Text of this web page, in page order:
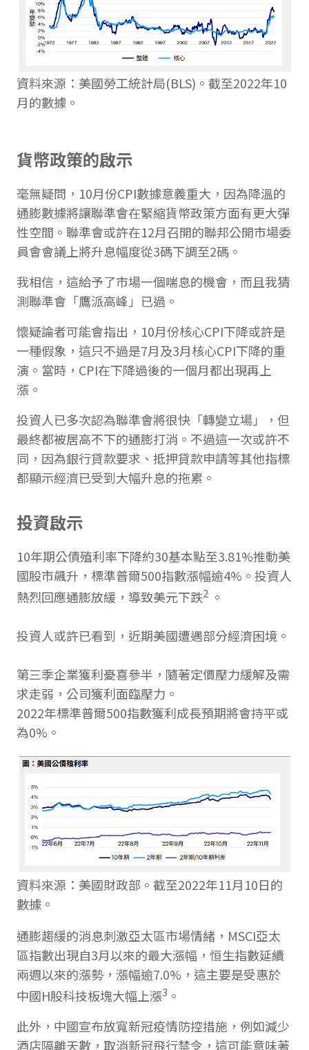
資料來源：美國勞工統計局(BLS)。截至2022年10
月的數據。
貨幣政策的啟示
毫無疑問，10月份CPI數據意義重大，因為降溫的
通膨數據將讓聯準會在緊縮貨幣政策方面有更大彈
性空間。聯準會或許在12月召開的聯邦公開市場委
員會會議上將升息幅度從3碼下調至2碼。
我相信，這給予了市場一個喘息的機會，而且我猜
測聯準會「鷹派高峰」已過。
懷疑論者可能會指出，10月份核心CPI下降或許是
一種假象，這只不過是7月及3月核心CPI下降的重
演。當時，CPI在下降過後的一個月都出現再上
漲。
投資人已多次認為聯準會將很快「轉變立場」，但
最終都被居高不下的通膨打消。不過這一次或許不
同，因為銀行貸款要求、抵押貸款申請等其他指標
都顯示經濟已受到大幅升息的拖累。
投資啟示
10年期公債殖利率下降約30基本點至3.81%推動美
國股市飆升，標準普爾500指數漲幅逾4%。投資人
熱烈回應通膨放緩，導致美元下跌2 。
投資人或許已看到，近期美國遭遇部分經濟困境。
第三季企業獲利憂喜參半，隨著定價壓力緩解及需
求走弱，公司獲利面臨壓力。
2022年標準普爾500指數獲利成長預期將會持平或
為0%。
資料來源：美國財政部。截至2022年11月10日的
數據。
通膨趨緩的消息刺激亞太區市場情緒，MSCI亞太
區指數出現自3月以來的最大漲幅，恒生指數延續
兩週以來的漲勢，漲幅逾7.0%，這主要是受惠於
中國H股科技板塊大幅上漲3 。
此外，中國宣布放寬新冠疫情防控措施，例如減少
酒店隔離天數，取消新冠飛行禁令，這可能意味著